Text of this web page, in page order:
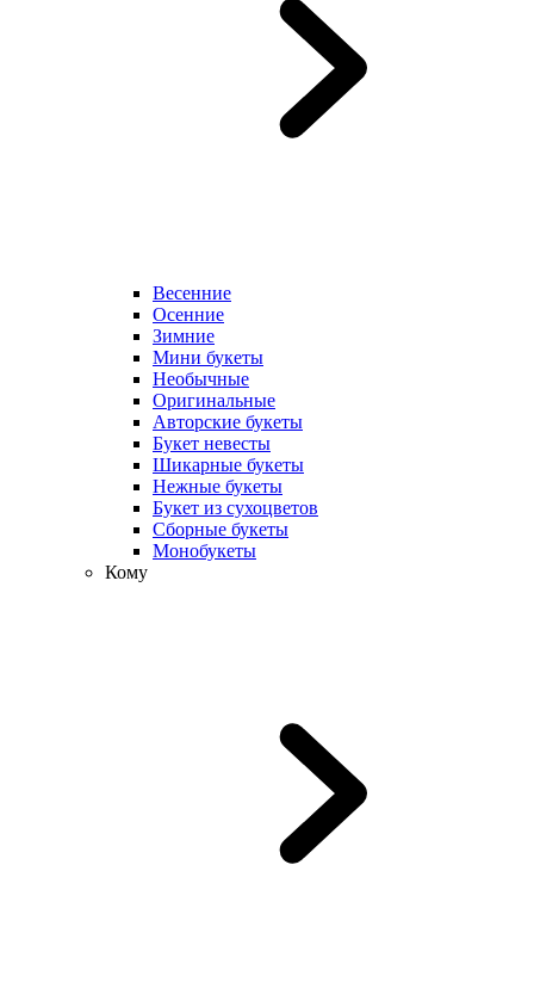
Весенние
Осенние
Зимние
Мини букеты
Необычные
Оригинальные
Авторские букеты
Букет невесты
Шикарные букеты
Нежные букеты
Букет из сухоцветов
Сборные букеты
Монобукеты
Кому